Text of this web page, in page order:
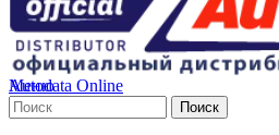
Autodata Online
Меню
Поиск